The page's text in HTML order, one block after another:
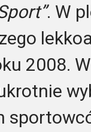
. W
2008.